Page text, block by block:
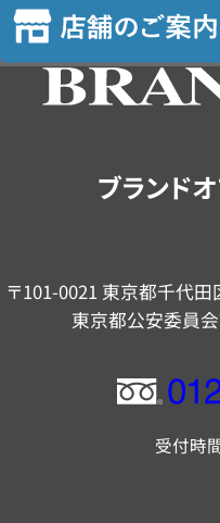
定
舗
の
ブランド
〒101-0021 東京都千代
東京都公安委員
フ
ー
受付時